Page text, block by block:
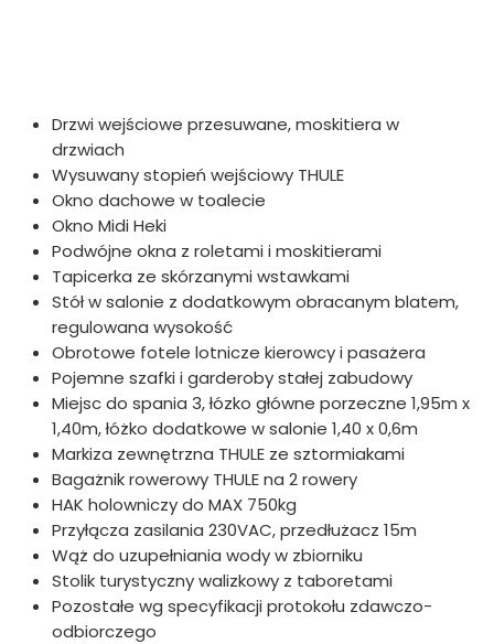
Drzwi wejściowe przesuwane, moskitiera w
drzwiach
Wysuwany stopień wejściowy THULE
Okno dachowe w toalecie
Okno Midi Heki
Podwójne okna z roletami i moskitierami
Tapicerka ze skórzanymi wstawkami
Stół w salonie z dodatkowym obracanym blatem,
regulowana wysokość
Obrotowe fotele lotnicze kierowcy i pasażera
Pojemne szafki i garderoby stałej zabudowy
Miejsc do spania 3, łózko główne porzeczne 1,95m x
1,40m, łóżko dodatkowe w salonie 1,40 x 0,6m
Markiza zewnętrzna THULE ze sztormiakami
Bagażnik rowerowy THULE na 2 rowery
HAK holowniczy do MAX 750kg
Przyłącza zasilania 230VAC, przedłużacz 15m
Wąż do uzupełniania wody w zbiorniku
Stolik turystyczny walizkowy z taboretami
Pozostałe wg specyfikacji protokołu zdawczo-
odbiorczego